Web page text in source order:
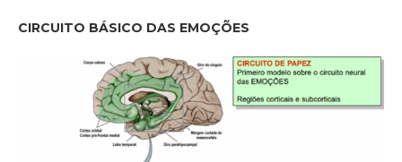
CIRCUITO BÁSICO DAS EMOÇÕES